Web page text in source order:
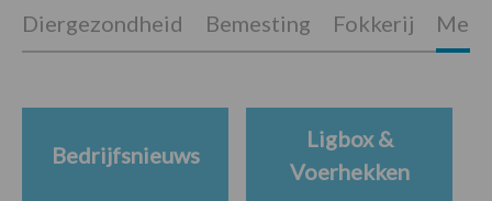
Diergezondheid Bemesting Fokkerij
Bedrijfsnieuws
Ligbox &
Voerhekken